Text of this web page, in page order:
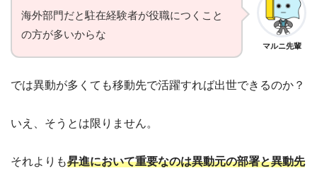
マルニ先輩
海外部門だと駐在経験者が役職につくこと
の方が多いからな
では異動が多くても移動先で活躍すれば出世できるのか？
いえ、そうとは限りません。
それよりも昇進において重要なのは異動元の部署と異動先